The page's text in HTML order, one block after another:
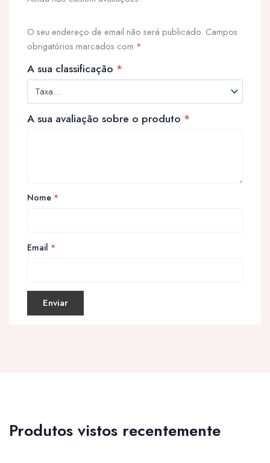
O seu endereço de email não será publicado. Campos
obrigatórios marcados com *
A sua classificação *
A sua avaliação sobre o produto *
Nome *
Email *
Produtos vistos recentemente